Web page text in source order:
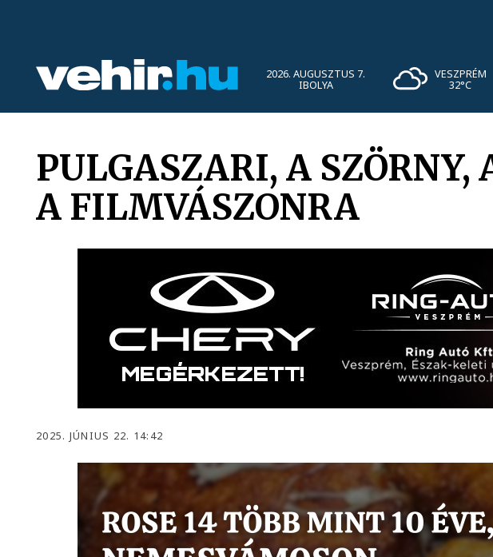
2026. AUGUSZTUS 7.
IBOLYA
VESZPRÉM
32°C
PULGASZARI, A
A FILMVÁSZONRA
2025. JÚNIUS 22. 14:42